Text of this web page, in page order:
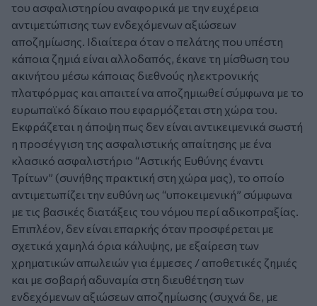
του ασφαλιστηρίου αναφορικά με την ευχέρεια
αντιμετώπισης των ενδεχόμενων αξιώσεων
αποζημίωσης. Ιδιαίτερα όταν ο πελάτης που υπέστη
κάποια ζημιά είναι αλλοδαπός, έκανε τη μίσθωση του
ακινήτου μέσω κάποιας διεθνούς ηλεκτρονικής
πλατφόρμας και απαιτεί να αποζημιωθεί σύμφωνα με το
ευρωπαϊκό δίκαιο που εφαρμόζεται στη χώρα του.
Εκφράζεται η άποψη πως δεν είναι αντικειμενικά σωστή
η προσέγγιση της ασφαλιστικής απαίτησης με ένα
κλασικό ασφαλιστήριο “Αστικής Ευθύνης έναντι
Τρίτων” (συνήθης πρακτική στη χώρα μας), το οποίο
αντιμετωπίζει την ευθύνη ως “υποκειμενική” σύμφωνα
με τις βασικές διατάξεις του νόμου περί αδικοπραξίας.
Επιπλέον, δεν είναι επαρκής όταν προσφέρεται με
σχετικά χαμηλά όρια κάλυψης, με εξαίρεση των
χρηματικών απωλειών για έμμεσες / αποθετικές ζημιές
και με σοβαρή αδυναμία στη διευθέτηση των
ενδεχόμενων αξιώσεων αποζημίωσης (συχνά δε, με